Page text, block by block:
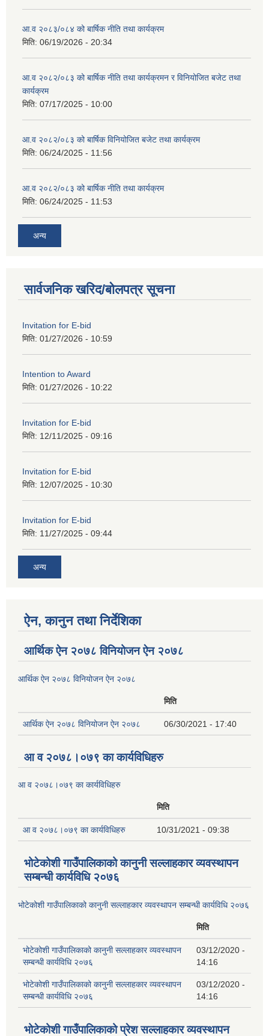
आ.व २०८३/०८४ को बार्षिक नीति तथा कार्यक्रम
मिति: 06/19/2026 - 20:34
आ.व २०८२/०८३ को बार्षिक नीति तथा कार्यक्रमन र विनियोजित बजेट तथा
कार्यक्रम
मिति: 07/17/2025 - 10:00
आ.व २०८२/०८३ को बार्षिक विनियोजित बजेट तथा कार्यक्रम
मिति: 06/24/2025 - 11:56
आ.व २०८२/०८३ को बार्षिक नीति तथा कार्यक्रम
मिति: 06/24/2025 - 11:53
अन्य
सार्वजनिक खरिद/बोलपत्र सूचना
Invitation for E-bid
मिति: 01/27/2026 - 10:59
Intention to Award
मिति: 01/27/2026 - 10:22
Invitation for E-bid
मिति: 12/11/2025 - 09:16
Invitation for E-bid
मिति: 12/07/2025 - 10:30
Invitation for E-bid
मिति: 11/27/2025 - 09:44
अन्य
ऐन, कानुन तथा निर्देशिका
आर्थिक ऐन २०७८ विनियोजन ऐन २०७८
आर्थिक ऐन २०७८ विनियोजन ऐन २०७८
मिति
आर्थिक ऐन २०७८ विनियोजन ऐन २०७८ 06/30/2021 - 17:40
आ व २०७८।०७९ का कार्यविधिहरु
आ व २०७८।०७९ का कार्यविधिहरु
मिति
आ व २०७८।०७९ का कार्यविधिहरु 10/31/2021 - 09:38
भोटेकोशी गाउँपालिकाको कानुनी सल्लाहकार व्यवस्थापन
सम्बन्धी कार्यविधि २०७६
भोटेकोशी गाउँपालिकाको कानुनी सल्लाहकार व्यवस्थापन सम्बन्धी कार्यविधि २०७६
मिति
भोटेकोशी गाउँपालिकाको कानुनी सल्लाहकार व्यवस्थापन
सम्बन्धी कार्यविधि २०७६
03/12/2020 -
14:16
भोटेकोशी गाउँपालिकाको कानुनी सल्लाहकार व्यवस्थापन
सम्बन्धी कार्यविधि २०७६
03/12/2020 -
14:16
भोटेकोशी गाउँपालिकाको प्रेश सल्लाहकार व्यवस्थापन